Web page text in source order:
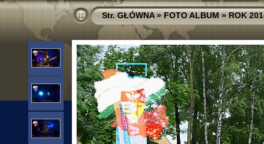
Str. GŁÓWNA»FOTO ALBUM»ROK